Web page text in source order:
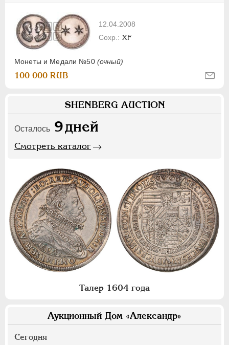
12.04.2008
Монеты и Медали №50 (очный)
XF
100 000 RUB
SHENBERG AUCTION
Осталось 9дней
Смотреть каталог
Талер 1604 года
Аукционный Дом «Александр»
Сегодня